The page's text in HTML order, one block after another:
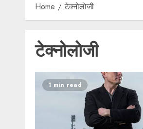
Home टेक्नोलोजी
टेक्नोलोजी
1 min read